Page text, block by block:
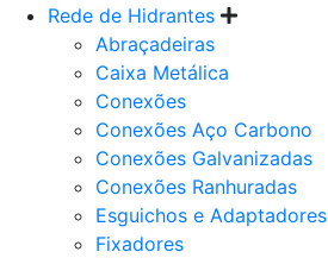
Rede de Hidrantes
Abraçadeiras
Caixa Metálica
Conexões
Conexões Aço Carbono
Conexões Galvanizadas
Conexões Ranhuradas
Esguichos e Adaptadores
Fixadores